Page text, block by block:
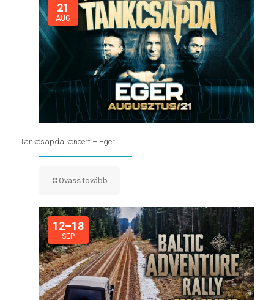
21
AUG
Tankcsapda koncert – Eger
Ovass tovább
12–18
SEP